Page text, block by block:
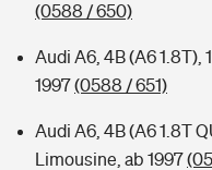
(0588 / 650)
Audi A6, 4B (A6 1.8T),
1997(0588 / 651)
Audi A6, 4B (A6 1.8T
Limousine, ab 1997